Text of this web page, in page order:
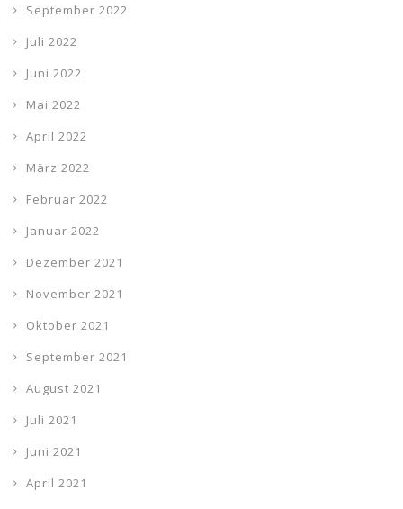
September 2022
Juli 2022
Juni 2022
Mai 2022
April 2022
März 2022
Februar 2022
Januar 2022
Dezember 2021
November 2021
Oktober 2021
September 2021
August 2021
Juli 2021
Juni 2021
April 2021